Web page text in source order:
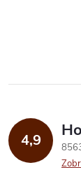
l
d
a
4,9